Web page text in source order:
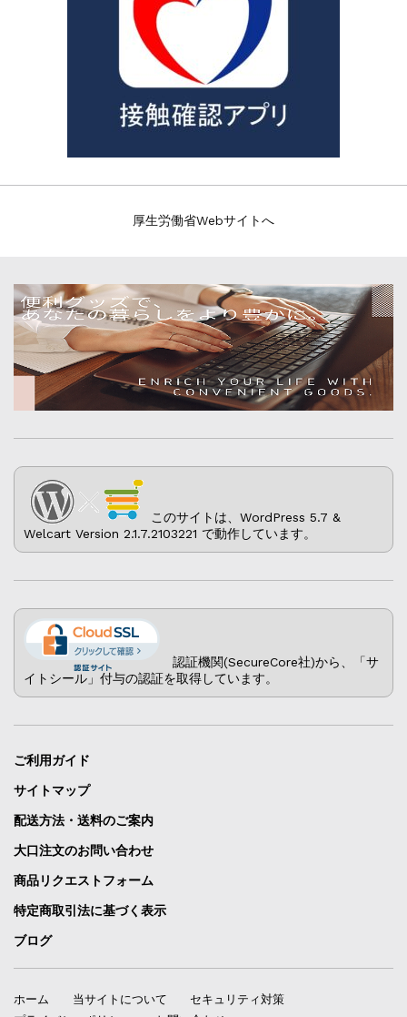
厚生労働省Webサイトへ
このサイトは、WordPress 5.7 &
Welcart Version 2.1.7.2103221 で動作しています。
認証機関(SecureCore社)から、「サ
イトシール」付与の認証を取得しています。
ご利用ガイド
サイトマップ
配送方法・送料のご案内
大口注文のお問い合わせ
商品リクエストフォーム
特定商取引法に基づく表示
ブログ
ホーム 当サイトについて
セキュリティ対策